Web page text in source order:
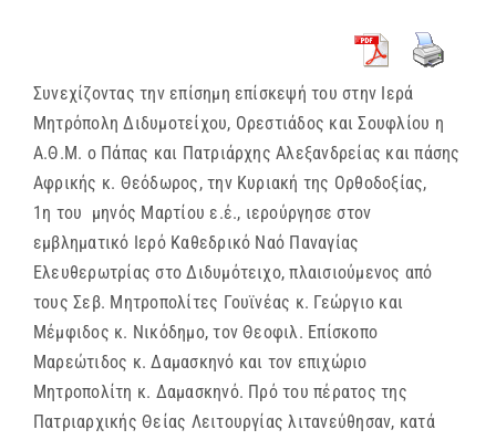
Συνεχίζοντας την επίσημη επίσκεψή του στην Ιερά
Μητρόπολη Διδυμοτείχου, Ορεστιάδος και Σουφλίου η
Α.Θ.Μ. ο Πάπας και Πατριάρχης Αλεξανδρείας και πάσης
Αφρικής κ. Θεόδωρος, την Κυριακή της Ορθοδοξίας,
1η του μηνός Μαρτίου ε.έ., ιερούργησε στον
εμβληματικό Ιερό Καθεδρικό Ναό Παναγίας
Ελευθερωτρίας στο Διδυμότειχο, πλαισιούμενος από
τους Σεβ. Μητροπολίτες Γουϊνέας κ. Γεώργιο και
Μέμφιδος κ. Νικόδημο, τον Θεοφιλ. Επίσκοπο
Μαρεώτιδος κ. Δαμασκηνό και τον επιχώριο
Μητροπολίτη κ. Δαμασκηνό. Πρό του πέρατος της
Πατριαρχικής Θείας Λειτουργίας λιτανεύθησαν, κατά